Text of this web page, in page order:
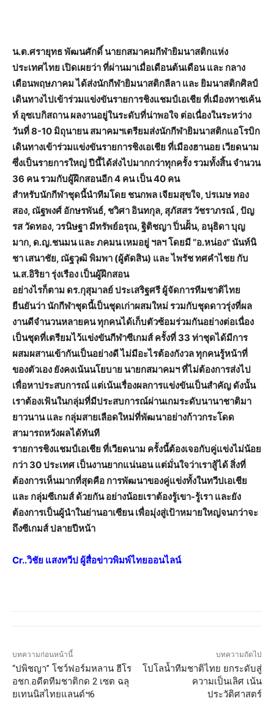
น.ต.ศรายุทธ พัฒนศักดิ์ นายกสมาคมกีฬายิมนาสติกแห่ง
ประเทศไทย เปิดเผยว่า ที่ผ่านมาเมื่อเดือนต้นเดือน และ กลาง
เดือนพฤษภาคม ได้ส่งนักกีฬายิมนาสติกลีลา และ ยิมนาสติกศิลป์
เดินทางไปเข้าร่วมแข่งขันรายการชิงแชมป์เอเชีย ที่เมืองทาชเค้น
ท์ อุซเบกิสถาน ผลงานอยู่ในระดับที่น่าพอใจ ต่อเนื่องในระหว่าง
วันที่ 8-10 มิถุนายน สมาคมฯเตรียมส่งนักกีฬายิมนาสติกแอโรบิก
เดินทางเข้าร่วมแข่งขันรายการชิงเอเชีย ที่เมืองฮานอย เวียดนาม
ซึ่งเป็นรายการใหญ่ ปีนี้ได้ส่งไปมากกว่าทุกครั้ง รวมทั้งสิ้น จำนวน
36 คน รวมกับผู้ฝึกสอนอีก 4 คน เป็น 40 คน
สำหรับนักกีฬาชุดนี้นำทีมโดย ชนกพล เจียมสุขใจ, ปรเมษ ทอง
สอง, ณัฐพงศ์ อักษรพันธ์, ชวิศา อินทกุล, สุภัสสร วัชราภรณ์ , ปัญ
รส วัดทอง, วรนิษฐา มีทรัพย์อรุณ, ฐิติชญา ปิ่นฝั้น, อนุธิดา บุญ
มาก, ด.ญ.ชนมน และ ภคมน เหมอยู่ ฯลฯ โดยมี “อ.หน่อง” นันท์นิ
ชา เสนาชัย, ณัฐวุฒิ พิมพา (ผู้ตัดสิน) และ ไพรัช ทศคำไชย กับ
น.ส.อิริยา รุ่งเรือง เป็นผู้ฝึกสอน
อย่างไรก็ตาม ดร.กุสุมาลย์ ประเสริฐศรี ผู้จัดการทีมชาติไทย
ยืนยันว่า นักกีฬาชุดนี้เป็นชุดเก่าผสมใหม่ รวมกับชุดดาวรุ่งที่ผล
งานดีจำนวนหลายคน ทุกคนได้เก็บตัวซ้อมร่วมกันอย่างต่อเนื่อง
เป็นชุดที่เตรียมไว้แข่งขันกีฬาซีเกมส์ ครั้งที่ 33 ท่าชุดได้มีการ
ผสมผสานเข้ากันเป็นอย่างดี ไม่มีอะไรต้องกังวล ทุกคนรู้หน้าที่
ของตัวเอง ยังคงเน้นนโยบาย นายกสมาคมฯ ที่ไม่ต้องการส่งไป
เพื่อหาประสบการณ์ แต่เน้นเรื่องผลการแข่งขันเป็นสำคัญ ดังนั้น
เราต้องเฟ้นในกลุ่มที่มีประสบการณ์ผ่านเกมระดับนานาชาติมา
ยาวนาน และ กลุ่มสายเลือดใหม่ที่พัฒนาอย่างก้าวกระโดด
สามารถหวังผลได้ทันที
รายการชิงแชมป์เอเชีย ที่เวียดนาม ครั้งนี้ต้องเจอกับคู่แข่งไม่น้อย
กว่า 30 ประเทศ เป็นงานยากแน่นอน แต่มั่นใจว่าเราสู้ได้ สิ่งที่
ต้องการเห็นมากที่สุดคือ การพัฒนาของคู่แข่งทั้งในทวีปเอเชีย
และ กลุ่มซีเกมส์ ด้วยกัน อย่างน้อยเราต้องรู้เขา-รู้เรา และยัง
ต้องการเป็นผู้นำในย่านอาเซียน เพื่อมุ่งสู่เป้าหมายใหญ่จนกว่าจะ
ถึงซีเกมส์ ปลายปีหน้า
Cr..วิชัย แสงทวีป ผู้สื่อข่าวพิมพ์ไทยออนไลน์
บทความก่อนหน้านี้
“ปพิชญา” โชว์ฟอร์มหลาน ฮีโร
อชก.อดีตทีมชาติกด 2 เซต ฉลุ
ยเทนนิสไทยแลนด์ฯ6
บทความถัดไป
โปโลน้ำทีมชาติไทย ยกระดับสู่
ความเป็นเลิศ เน้น
ประวัติศาสตร์